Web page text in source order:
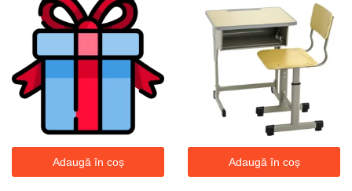
Adaugă în coș Adaugă în coș